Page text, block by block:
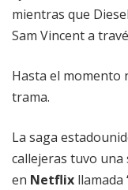
mientras que
Sam Vincent a
Hasta el momento
trama.
La saga
callejeras tuvo una
en Netflix llamada